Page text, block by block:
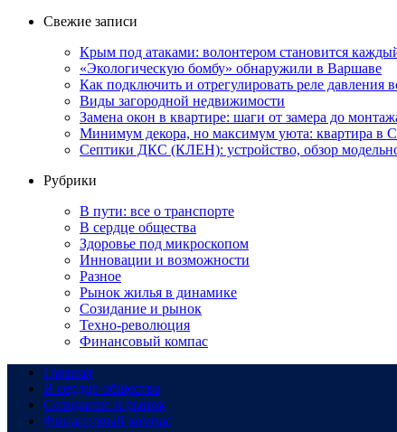
Свежие записи
Крым под атаками: волонтером становится
«Экологическую бомбу» обнаружили в Варшаве
Как подключить и отрегулировать реле давления
Виды загородной недвижимости
Замена окон в квартире: шаги от замера до
Минимум декора, но максимум уюта: квартира в
Септики ДКС (КЛЕН): устройство, обзор
Рубрики
В пути: все о транспорте
В сердце общества
Здоровье под микроскопом
Инновации и возможности
Разное
Рынок жилья в динамике
Созидание и рынок
Техно-революция
Финансовый компас
Главная
В сердце общества
Созидание и рынок
Финансовый компас